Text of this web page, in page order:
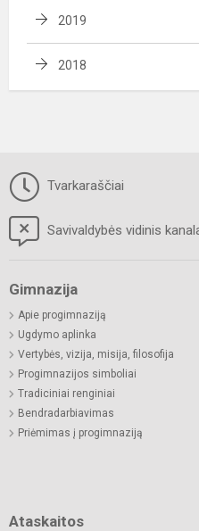
2019
2018
Tvarkaraščiai
Savivaldybės vidinis
Gimnazija
Apie progimnaziją
Ugdymo aplinka
Vertybės, vizija, misija, filosofija
Progimnazijos simboliai
Tradiciniai renginiai
Bendradarbiavimas
Priėmimas į progimnaziją
Ataskaitos